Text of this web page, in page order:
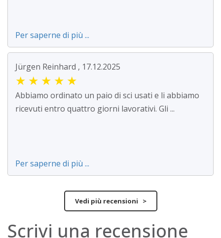
Per saperne di più ...
Jürgen Reinhard , 17.12.2025
★ ★ ★ ★ ★
Abbiamo ordinato un paio di sci usati e li abbiamo
ricevuti entro quattro giorni lavorativi. Gli ...
Per saperne di più ...
Vedi più recensioni >
Scrivi una recensione